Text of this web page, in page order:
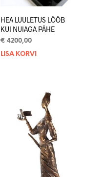
HEA LUULETUS LÖÖB
KUI NUIAGA PÄHE
€ 4200,00
LISA KORVI